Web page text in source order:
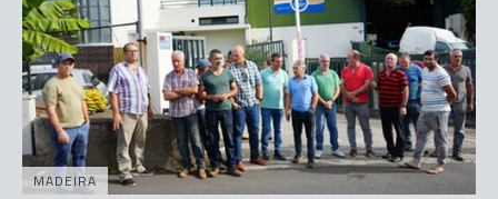
MADEIRA